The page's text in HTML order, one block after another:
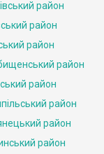
район
район
район
район
район
район
район
район